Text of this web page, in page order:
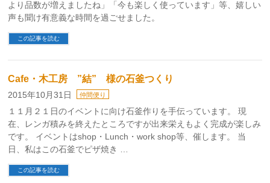
より品数が増えましたね」「今も楽しく使っています」等、嬉しい
声も聞け有意義な時間を過ごせました。
この記事を読む
Cafe・木工房 ”結” 様の石釜つくり
2015年10月31日 仲間便り
１１月２１日のイベントに向け石釜作りを手伝っています。 現
在、レンガ積みを終えたところですが出来栄えもよく完成が楽しみ
です。 イベントはshop・Lunch・work shop等、催します。 当
日、私はこの石釜でピザ焼き …
この記事を読む